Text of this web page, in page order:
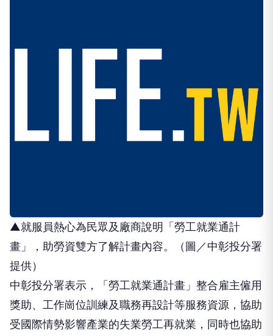
畫」，助勞資雙方了解計畫內容。（圖／中彰投分署
提供）
中彰投分署表示，「勞工就業通計畫」整合雇主僱用
獎助、工作崗位訓練及職務再設計等服務資源，協助
受國際情勢影響產業的失業勞工再就業，同時也協助
企業補實人力。其中，「僱用獎助」是指雇主經公立